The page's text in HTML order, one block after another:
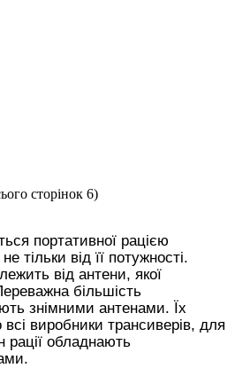
сторінок 6)
портативної рацією
тільки від її потужності.
від антени, якої
більшість
знімними антенами. Їх
виробники трансиверів, для
рації обладнають